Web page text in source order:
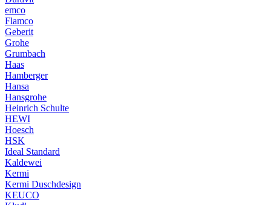
emco
Flamco
Geberit
Grohe
Grumbach
Haas
Hamberger
Hansa
Hansgrohe
Heinrich Schulte
HEWI
Hoesch
HSK
Ideal Standard
Kaldewei
Kermi
Kermi Duschdesign
KEUCO